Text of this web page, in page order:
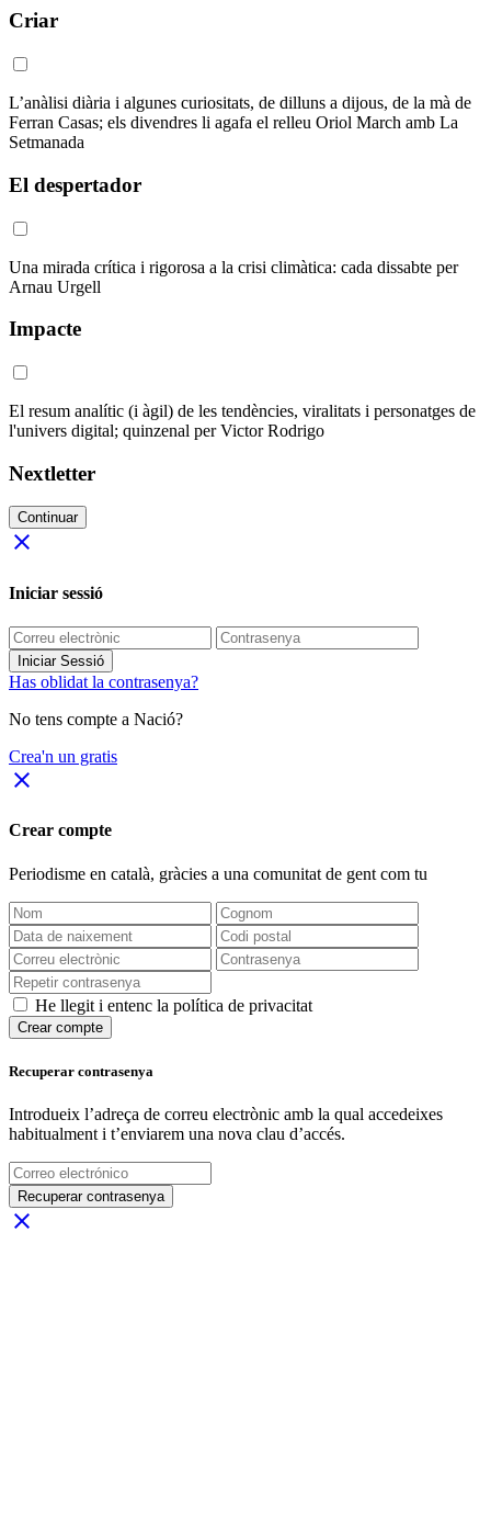
Criar
L’anàlisi diària i algunes curiositats, de dilluns a dijous, de la mà de
Ferran Casas; els divendres li agafa el relleu Oriol March amb La
Setmanada
El despertador
Una mirada crítica i rigorosa a la crisi climàtica: cada dissabte per
Arnau Urgell
Impacte
El resum analític (i àgil) de les tendències, viralitats i personatges de
l'univers digital; quinzenal per Victor Rodrigo
Nextletter
Continuar
close
Iniciar sessió
Iniciar Sessió
Has oblidat la contrasenya?
No tens compte a Nació?
Crea'n un gratis
close
Crear compte
Periodisme en català, gràcies a una comunitat de gent com tu
He llegit i entenc la política de privacitat
Crear compte
Recuperar contrasenya
Introdueix l’adreça de correu electrònic amb la qual accedeixes
habitualment i t’enviarem una nova clau d’accés.
Recuperar contrasenya
close